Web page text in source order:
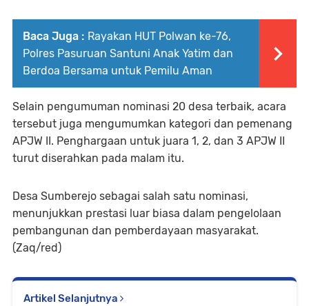
Baca Juga : Rayakan HUT Polwan ke-76,
Polres Pasuruan Santuni Anak Yatim dan
Berdoa Bersama untuk Pemilu Aman
Selain pengumuman nominasi 20 desa terbaik, acara
tersebut juga mengumumkan kategori dan pemenang
APJW II. Penghargaan untuk juara 1, 2, dan 3 APJW II
turut diserahkan pada malam itu.
Desa Sumberejo sebagai salah satu nominasi,
menunjukkan prestasi luar biasa dalam pengelolaan
pembangunan dan pemberdayaan masyarakat.
(Zaq/red)
Artikel Selanjutnya